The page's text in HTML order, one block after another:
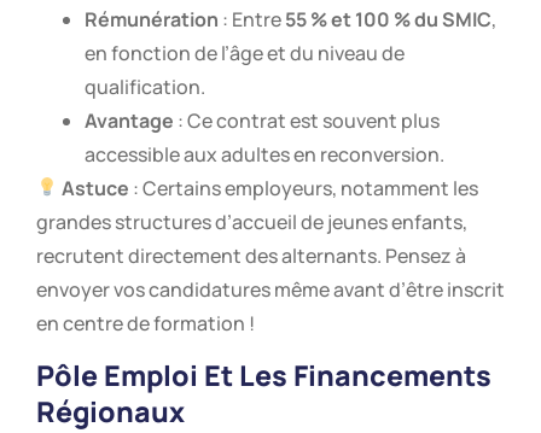
Rémunération : Entre55 % et 100 % du SMIC,
en fonction de l’âge et du niveau de
qualification.
Avantage : Ce contrat est souvent plus
accessible aux adultes en reconversion.
Astuce : Certains employeurs, notamment les
grandes structures d’accueil de jeunes enfants,
recrutent directement des alternants. Pensez à
envoyer vos candidatures même avant d’être inscrit
en centre de formation !
Pôle Emploi Et Les Financements
Régionaux